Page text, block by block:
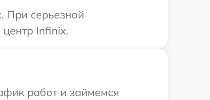
При серьезной
Infinix.
работ и займемся